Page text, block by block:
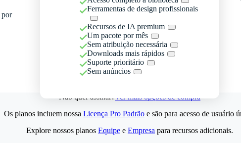
Ferramentas de design profissionais
Recursos de IA premium
Um pacote por mês
Sem atribuição necessária
Downloads mais rápidos
Suporte prioritário
Sem anúncios
Não quer assinar?Ver mais opções de compra
Os planos incluem nossa Licença Pro Padrão e são para acesso de usuário
Explore nossos planos Equipe e Empresa para recursos adicionais.